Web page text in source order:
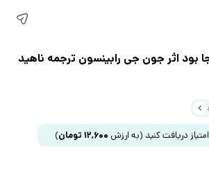
بود اثر جون جی رابینسون ترجمه ناهید
امتیاز دریافت کنید (به ارزش 12,600 تومان)